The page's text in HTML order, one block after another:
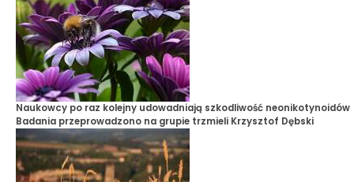
Naukowcy po raz kolejny udowadniają szkodliwość neonikotynoidów
Badania przeprowadzono na grupie trzmieli Krzysztof Dębski